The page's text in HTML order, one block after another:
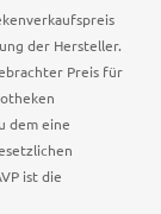
der Hersteller.
Preis für
dem eine
ist die